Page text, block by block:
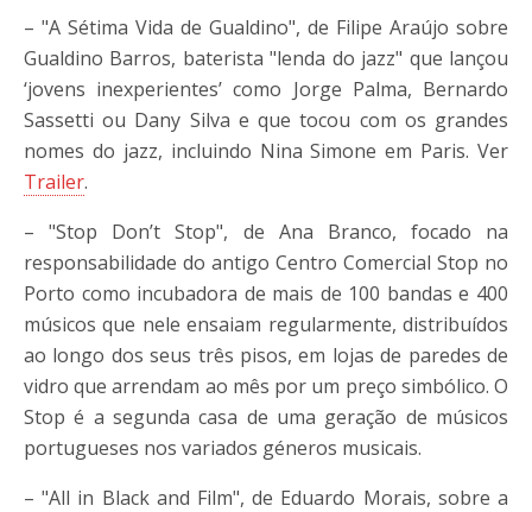
– "A Sétima Vida de Gualdino", de Filipe Araújo sobre
Gualdino Barros, baterista "lenda do jazz" que lançou
‘jovens inexperientes’ como Jorge Palma, Bernardo
Sassetti ou Dany Silva e que tocou com os grandes
nomes do jazz, incluindo Nina Simone em Paris. Ver
Trailer.
– "Stop Don’t Stop", de Ana Branco, focado na
responsabilidade do antigo Centro Comercial Stop no
Porto como incubadora de mais de 100 bandas e 400
músicos que nele ensaiam regularmente, distribuídos
ao longo dos seus três pisos, em lojas de paredes de
vidro que arrendam ao mês por um preço simbólico. O
Stop é a segunda casa de uma geração de músicos
portugueses nos variados géneros musicais.
– "All in Black and Film", de Eduardo Morais, sobre a